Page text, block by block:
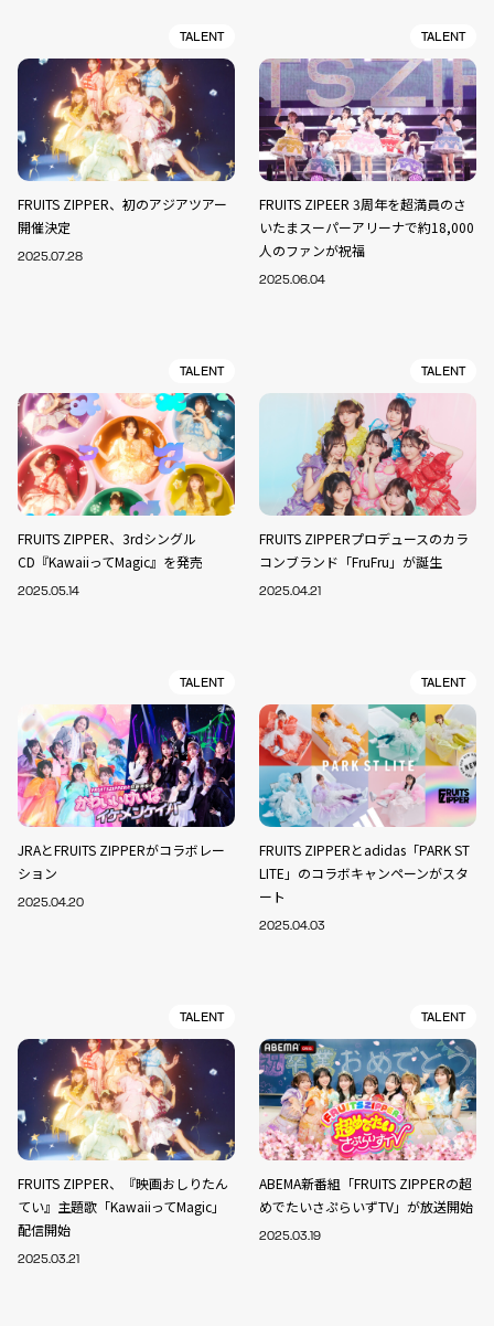
TALENT
FRUITS ZIPPER、初のアジアツアー
開催決定
2025.07.28
TALENT
FRUITS ZIPEER 3周年を超満員のさ
いたまスーパーアリーナで約18,000
人のファンが祝福
2025.06.04
TALENT
FRUITS ZIPPER、3rdシングル
CD『KawaiiってMagic』を発売
2025.05.14
TALENT
FRUITS ZIPPERプロデュースのカラ
コンブランド「FruFru」が誕生
2025.04.21
TALENT
JRAとFRUITS ZIPPERがコラボレー
ション
2025.04.20
TALENT
FRUITS ZIPPERとadidas「PARK ST
LITE」のコラボキャンペーンがスタ
ート
2025.04.03
TALENT
FRUITS ZIPPER、『映画おしりたん
てい』主題歌「KawaiiってMagic」
配信開始
2025.03.21
TALENT
ABEMA新番組「FRUITS ZIPPERの超
めでたいさぷらいずTV」が放送開始
2025.03.19